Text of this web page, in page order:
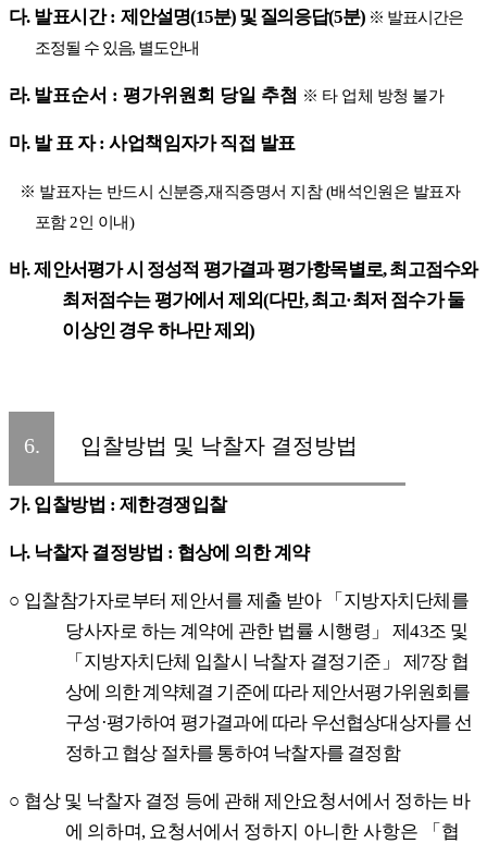
다. 발표시간 :제안설명(15분) 및 질의응답(5분) ※ 발표시간은
조정될 수 있음, 별도안내
라. 발표순서 :평가위원회 당일 추첨 ※ 타 업체 방청 불가
마. 발 표 자:사업책임자가 직접 발표
※ 발표자는 반드시 신분증,재직증명서 지참(배석인원은 발표자
포함2인 이내)
바.제안서평가 시 정성적 평가결과 평가항목별로,최고점수와
최저점수는 평가에서 제외(다만,최고·최저 점수가 둘
이상인 경우 하나만 제외)
6. 입찰방법 및 낙찰자 결정방법
가. 입찰방법 : 제한경쟁입찰
나. 낙찰자 결정방법 : 협상에 의한 계약
○ 입찰참가자로부터 제안서를 제출 받아 「 지방자치단체를
당사자로 하는 계약에 관한 법률 시행령 」제43조 및
「 지방자치단체 입찰시 낙찰자 결정기준 」 제 7장 협
상에 의한 계약체결 기준에 따라 제안서평가위원회를
구성 ·평가하여 평가결과에 따라 우선협상대상자를 선
정하고 협상 절차를 통하여 낙찰자를 결정함
○ 협상 및 낙찰자 결정 등에 관해 제안요청서에서 정하는 바
에 의하며, 요청서에서 정하지 아니한 사항은 「 협